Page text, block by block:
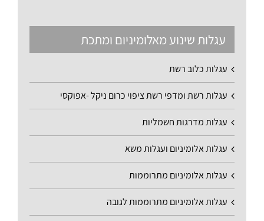
עגלות שינוע מאלומיניום ומתכת
עגלות כלוב רשת
עגלות רשת ומדפי רשת ציפוי כרום ניקל -אפוקסי
עגלות מדרגות חשמליות
עגלות אלומיניום ועגלות משא
עגלות אלומיניום מתרוממות
עגלות אלומיניום מתרוממות לגובה